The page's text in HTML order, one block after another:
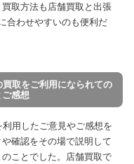
取方法も店舗買取と出張
合わせやすいのも便利だ
取をご利用になられての
感想
用したご意見やご感想を
確認をその場で説明して
ことでした。店舗買取で